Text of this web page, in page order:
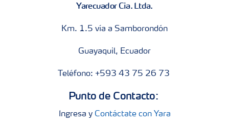
Yarecuador Cia. Ltda.
Km. 1.5 vía a Samborondón
Guayaquil, Ecuador
Teléfono: +593 43 75 26 73
Punto de Contacto:
Ingresa y Contáctate con Yara